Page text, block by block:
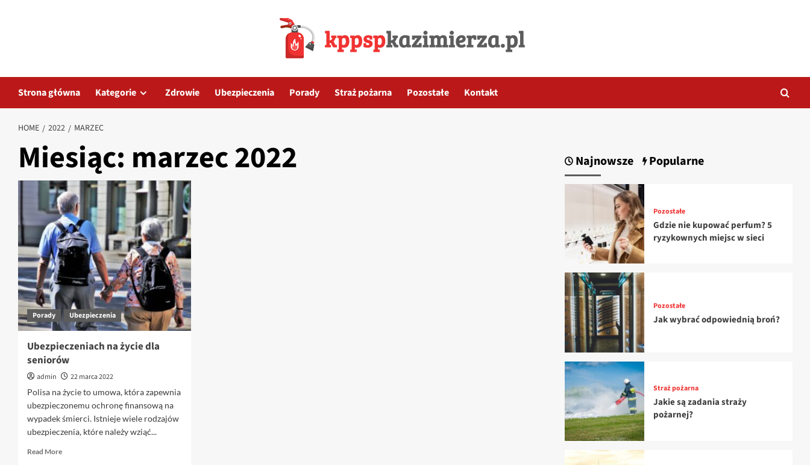
Strona główna Kategorie Zdrowie Ubezpieczenia Porady Straż pożarna Pozostałe Kontakt
HOME 2022 MARZEC
Miesiąc: marzec 2022
Porady Ubezpieczenia
Ubezpieczeniach na życie dla
seniorów
admin
22 marca 2022
Polisa na życie to umowa, która zapewnia
ubezpieczonemu ochronę finansową na
wypadek śmierci. Istnieje wiele rodzajów
ubezpieczenia, które należy wziąć...
Read MoreRead
Najnowsze Popularne
Pozostałe
Gdzie nie kupować perfum? 5
ryzykownych miejsc w sieci
Pozostałe
Jak wybrać odpowiednią broń?
Straż pożarna
Jakie są zadania straży
pożarnej?